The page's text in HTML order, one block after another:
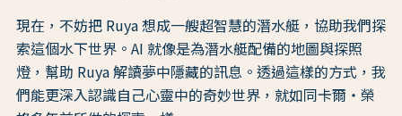
現在，不妨把 Ruya 想成一艘超智慧的潛水艇，協助我們探
索這個水下世界。AI 就像是為潛水艇配備的地圖與探照
燈，幫助 Ruya 解讀夢中隱藏的訊息。透過這樣的方式，我
們能更深入認識自己心靈中的奇妙世界，就如同卡爾・榮